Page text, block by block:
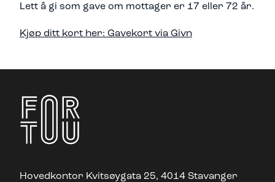
Lett å gi som gave om mottager er 17 eller 72 år.
Kjøp ditt kort her: Gavekort via Givn
Hovedkontor Kvitsøygata 25, 4014 Stavanger